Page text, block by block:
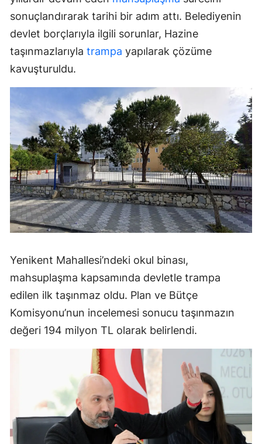
sonuçlandırarak tarihi bir adım attı. Belediyenin
devlet borçlarıyla ilgili sorunlar, Hazine
taşınmazlarıyla trampa yapılarak çözüme
kavuşturuldu.
Yenikent Mahallesi’ndeki okul binası,
mahsuplaşma kapsamında devletle trampa
edilen ilk taşınmaz oldu. Plan ve Bütçe
Komisyonu’nun incelemesi sonucu taşınmazın
değeri 194 milyon TL olarak belirlendi.